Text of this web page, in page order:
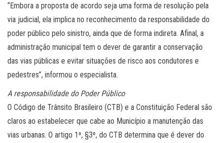
“Embora a proposta de acordo seja uma forma de resolução pela
via judicial, ela implica no reconhecimento da responsabilidade do
poder público pelo sinistro, ainda que de forma indireta. Afinal, a
administração municipal tem o dever de garantir a conservação
das vias públicas e evitar situações de risco aos condutores e
pedestres”, informou o especialista.
A responsabilidade do Poder Público
O Código de Trânsito Brasileiro (CTB) e a Constituição Federal são
claros ao estabelecer que cabe ao Município a manutenção das
vias urbanas. O artigo 1º, §3º, do CTB determina que é dever do